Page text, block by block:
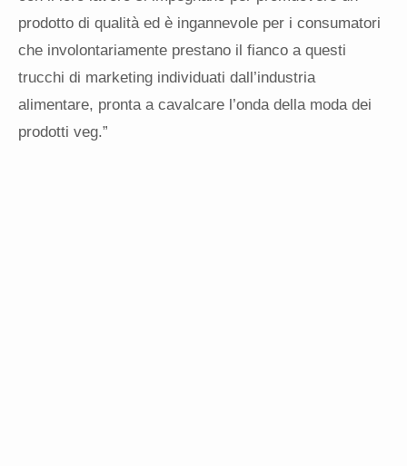
prodotto di qualità ed è ingannevole per i consumatori
che involontariamente prestano il fianco a questi
trucchi di marketing individuati dall’industria
alimentare, pronta a cavalcare l’onda della moda dei
prodotti veg.”